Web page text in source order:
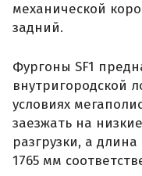
механической
задний.
Фургоны SF1
внутригородской
условиях
заезжать на
разгрузки, а
1765 мм